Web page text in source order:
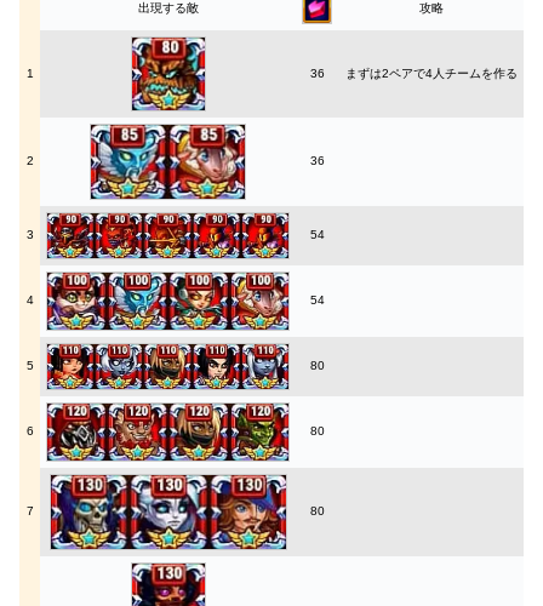
出現する敵 攻略
1 36 まずは2ペアで4人チームを作る
2 36
3 54
4 54
5 80
6 80
7 80